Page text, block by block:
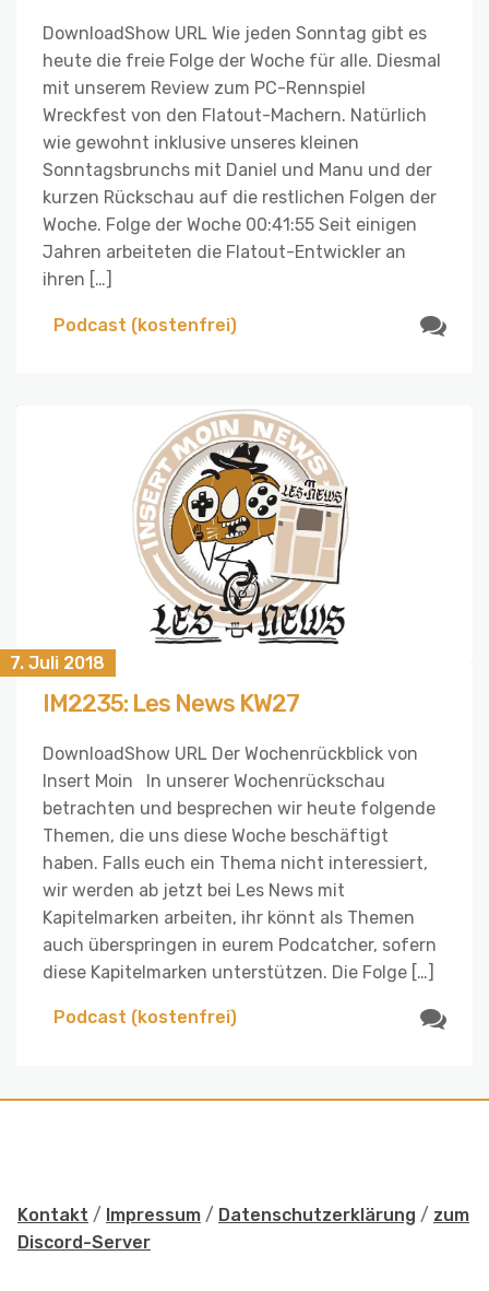
DownloadShow URL Wie jeden Sonntag gibt es
heute die freie Folge der Woche für alle. Diesmal
mit unserem Review zum PC-Rennspiel
Wreckfest von den Flatout-Machern. Natürlich
wie gewohnt inklusive unseres kleinen
Sonntagsbrunchs mit Daniel und Manu und der
kurzen Rückschau auf die restlichen Folgen der
Woche. Folge der Woche 00:41:55 Seit einigen
Jahren arbeiteten die Flatout-Entwickler an
ihren […]
Podcast (kostenfrei)
7. Juli 2018
IM2235: Les News KW27
DownloadShow URL Der Wochenrückblick von
Insert Moin In unserer Wochenrückschau
betrachten und besprechen wir heute folgende
Themen, die uns diese Woche beschäftigt
haben. Falls euch ein Thema nicht interessiert,
wir werden ab jetzt bei Les News mit
Kapitelmarken arbeiten, ihr könnt als Themen
auch überspringen in eurem Podcatcher, sofern
diese Kapitelmarken unterstützen. Die Folge […]
Podcast (kostenfrei)
Kontakt / Impressum / Datenschutzerklärung / zum
Discord-Server